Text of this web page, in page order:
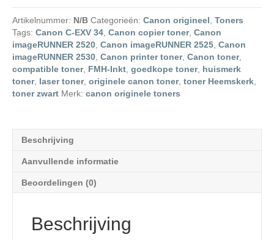
Artikelnummer: N/B Categorieën: Canon origineel, Toners
Tags: Canon C-EXV 34, Canon copier toner, Canon
imageRUNNER 2520, Canon imageRUNNER 2525, Canon
imageRUNNER 2530, Canon printer toner, Canon toner,
compatible toner, FMH-Inkt, goedkope toner, huismerk
toner, laser toner, originele canon toner, toner Heemskerk,
toner zwart Merk: canon originele toners
Beschrijving
Aanvullende informatie
Beoordelingen (0)
Beschrijving